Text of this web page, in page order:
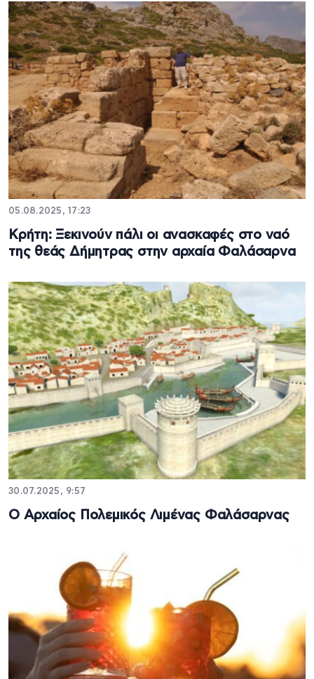
05.08.2025, 17:23
Κρήτη: Ξεκινούν πάλι οι ανασκαφές στο ναό
της θεάς Δήμητρας στην αρχαία Φαλάσαρνα
30.07.2025, 9:57
Ο Αρχαίος Πολεµικός Λιµένας Φαλάσαρνας